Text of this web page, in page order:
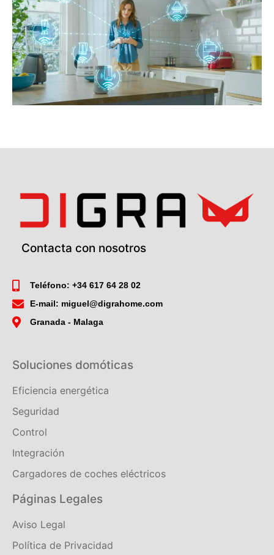
Contacta con nosotros
Teléfono: +34 617 64 28 02
E-mail: miguel@digrahome.com
Granada - Malaga
Soluciones domóticas
Eficiencia energética
Seguridad
Control
Integración
Cargadores de coches eléctricos
Páginas Legales
Aviso Legal
Política de Privacidad